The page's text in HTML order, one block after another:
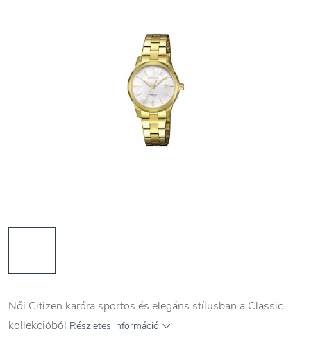
Női Citizen karóra sportos és elegáns stílusban a Classic
kollekcióból Részletes információ